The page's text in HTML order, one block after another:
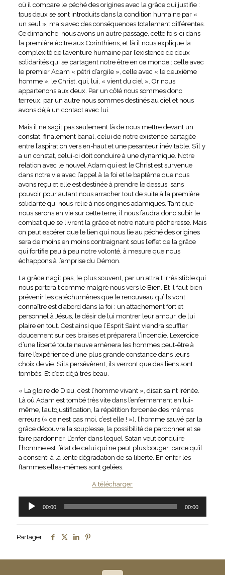
où il compare le péché des origines avec la grâce qui justifie :
tous deux se sont introduits dans la condition humaine par «
un seul », mais avec des conséquences totalement différentes.
Ce dimanche, nous avons un autre passage, cette fois-ci dans
la première épitre aux Corinthiens, et là il nous explique la
complexité de l’aventure humaine par l’existence de deux
solidarités qui se partagent notre être en ce monde : celle avec
le premier Adam « pétri d’argile », celle avec « le deuxième
homme », le Christ, qui, lui, « vient du ciel ». Or nous
appartenons aux deux. Par un côté nous sommes donc
terreux, par un autre nous sommes destinés au ciel et nous
avons déjà un contact avec lui.
Mais il ne s’agit pas seulement là de nous mettre devant un
constat, finalement banal, celui de notre existence partagée
entre l’aspiration vers en-haut et une pesanteur inévitable. S’il y
a un constat, celui-ci doit conduire à une dynamique. Notre
relation avec le nouvel Adam qui est le Christ est survenue
dans notre vie avec l’appel à la foi et le baptême que nous
avons reçu et elle est destinée à prendre le dessus, sans
pouvoir pour autant nous arracher tout de suite à la première
solidarité qui nous relie à nos origines adamiques. Tant que
nous serons en vie sur cette terre, il nous faudra donc subir le
combat que se livrent la grâce et notre nature pécheresse. Mais
on peut espérer que le lien qui nous lie au péché des origines
sera de moins en moins contraignant sous l’effet de la grâce
qui fortifie peu à peu notre volonté, à mesure que nous
échappons à l’emprise du Démon.
La grâce n’agit pas, le plus souvent, par un attrait irrésistible qui
nous porterait comme malgré nous vers le Bien. Et il faut bien
prévenir les catéchumènes que le renouveau qu’ils vont
connaître est d’abord dans la foi : un attachement fort et
personnel à Jésus, le désir de lui montrer leur amour, de lui
plaire en tout. C’est ainsi que l’Esprit Saint viendra souffler
doucement sur ces braises et préparera l’incendie. L’exercice
d’une liberté toute neuve amènera les hommes peut-être à
faire l’expérience d’une plus grande constance dans leurs
choix de vie. S’ils persévèrent, ils verront que des liens sont
tombés. Et c’est déjà très beau.
« La gloire de Dieu, c’est l’homme vivant », disait saint Irénée.
Là où Adam est tombé très vite dans l’enfermement en lui-
même, l’autojustification, la répétition forcenée des mêmes
erreurs (« ce n’est pas moi, c’est elle ! »), l’homme sauvé par la
grâce découvre la souplesse, la possibilité de pardonner et se
faire pardonner. L’enfer dans lequel Satan veut conduire
l’homme est l’état de celui qui ne peut plus bouger, parce qu’il
a consenti à la lente dégradation de sa liberté. En enfer les
flammes elles-mêmes sont gelées.
A télécharger
Lecteur
audio
00:00 00:00
Partager